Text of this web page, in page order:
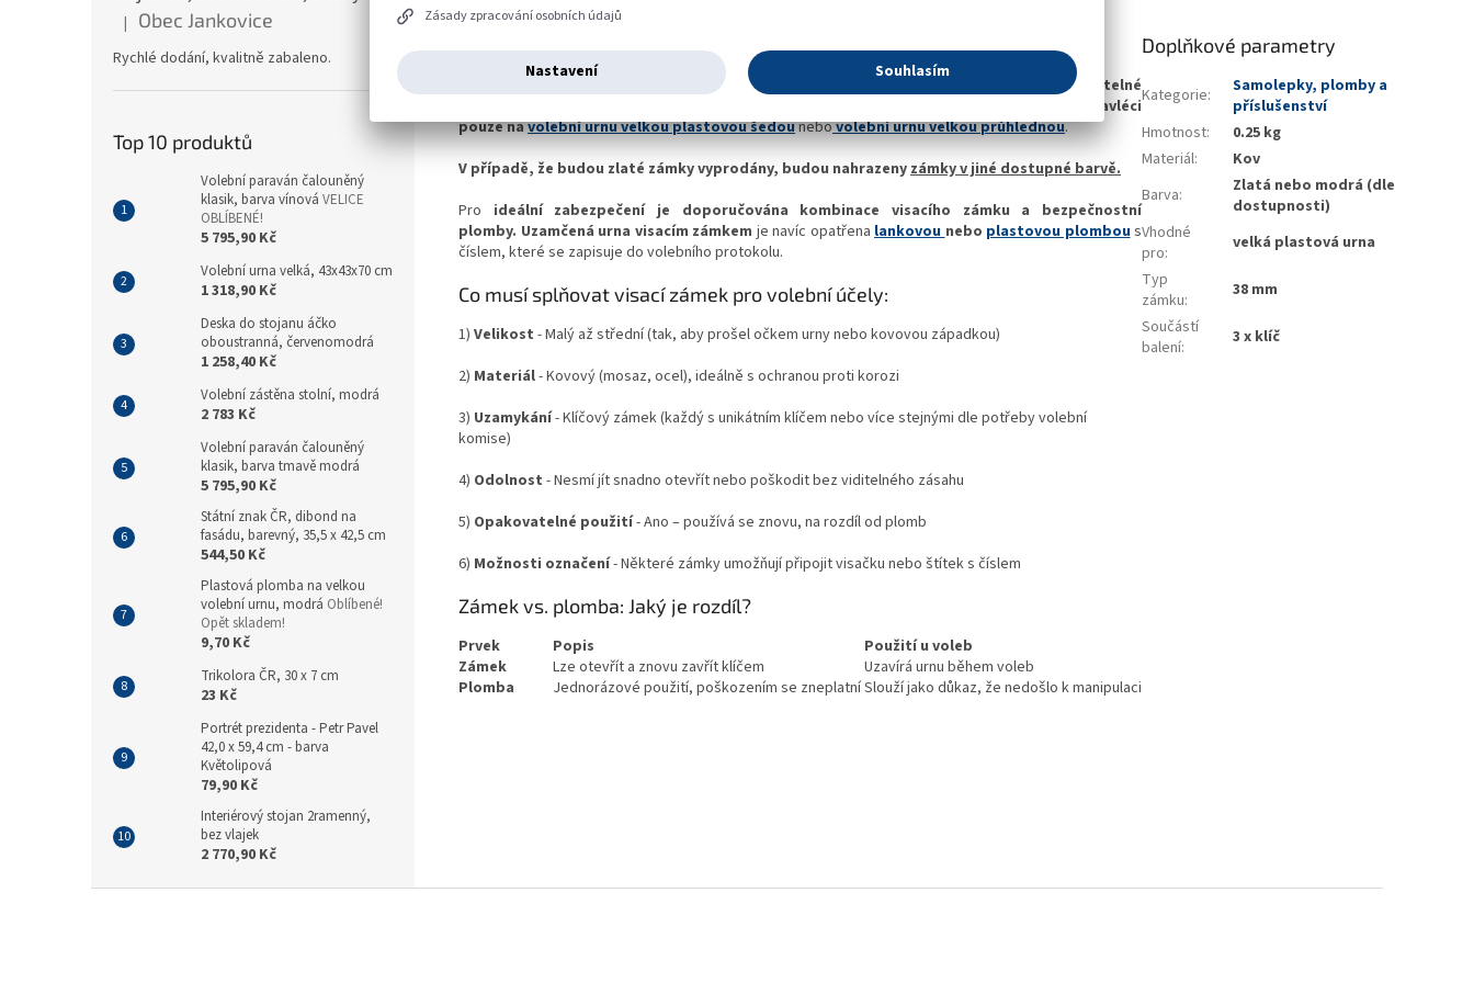
Zásady zpracování osobních údajů
Nastavení Souhlasím
Hodnocení produktu je 5 z 5 hvězdiček.
| Obec Jankovice
Rychlé dodání, kvalitně zabaleno.
Top 10 produktů
Volební paraván čalouněný
klasik, barva vínová VELICE
OBLÍBENÉ!
5 795,90 Kč
Volební urna velká, 43x43x70 cm
1 318,90 Kč
Deska do stojanu áčko
oboustranná, červenomodrá
1 258,40 Kč
Volební zástěna stolní, modrá
2 783 Kč
Volební paraván čalouněný
klasik, barva tmavě modrá
5 795,90 Kč
Státní znak ČR, dibond na
fasádu, barevný, 35,5 x 42,5 cm
544,50 Kč
Plastová plomba na velkou
volební urnu, modrá Oblíbené!
Opět skladem!
9,70 Kč
Trikolora ČR, 30 x 7 cm
23 Kč
Portrét prezidenta - Petr Pavel
42,0 x 59,4 cm - barva
Květolipová
79,90 Kč
Interiérový stojan 2ramenný,
bez vlajek
2 770,90 Kč
Detailní popis produktu
zlatým kovovým tělem, dodáváno včetně 3 ks klíčů . Určeno jakovolitelné
je možné navléci
pouze navolební urnu velkou plastovou šedounebovolební urnu velkou průhlednou.
V případě, že budou zlaté zámky vyprodány, budou nahrazeny zámky v jiné dostupné barvě.
Pro ideální zabezpečení je doporučována kombinace visacího zámku a bezpečnostní
plomby. Uzamčená urna visacím zámkem je navíc opatřena lankovou nebo plastovou plombous
číslem, které se zapisuje do volebního protokolu.
Co musí splňovat visací zámek pro volební účely:
1) Velikost - Malý až střední (tak, aby prošel očkem urny nebo kovovou západkou)
2) Materiál- Kovový (mosaz, ocel), ideálně s ochranou proti korozi
3) Uzamykání- Klíčový zámek (každý s unikátním klíčem nebo více stejnými dle potřeby volební
komise)
4) Odolnost - Nesmí jít snadno otevřít nebo poškodit bez viditelného zásahu
5) Opakovatelné použití- Ano – používá se znovu, na rozdíl od plomb
6) Možnosti označení- Některé zámky umožňují připojit visačku nebo štítek s číslem
Zámek vs. plomba: Jaký je rozdíl?
Prvek Popis
Použití u voleb
Zámek
Lze otevřít a znovu zavřít klíčem
Uzavírá urnu během voleb
Plomba
Jednorázové použití, poškozením se zneplatníSlouží jako důkaz, že nedošlo k manipulaci
Doplňkové parametry
Kategorie:
Samolepky, plomby a
příslušenství
Hmotnost:
0.25 kg
Materiál:
Kov
Barva:
Zlatá nebo modrá (dle
dostupnosti)
Vhodné
pro:
velká plastová urna
Typ
zámku:
38 mm
Součástí
balení: 3 x klíč